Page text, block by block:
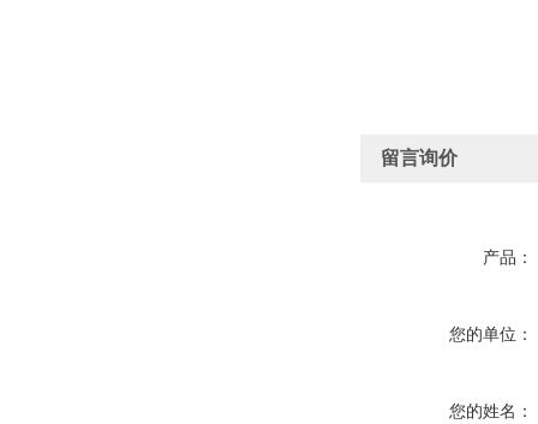
留言询价
产品：
您的单位：
您的姓名：